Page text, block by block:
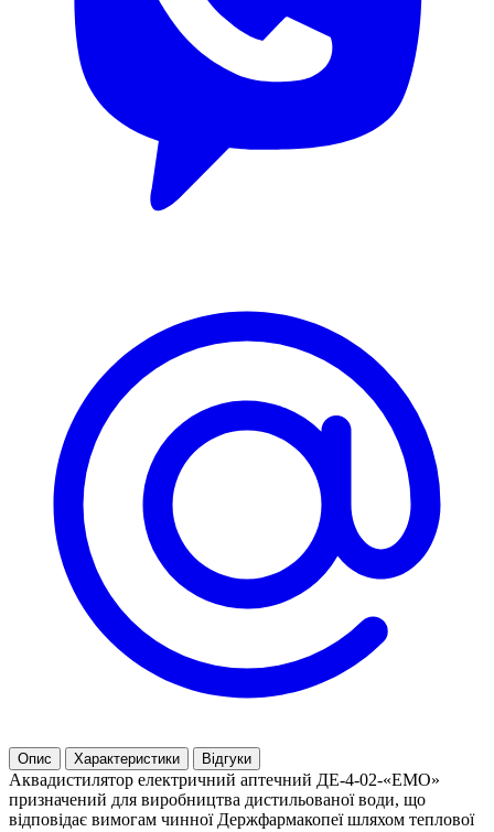
Опис Характеристики Відгуки
Аквадистилятор електричний аптечний ДЕ-4-02-«ЕМО»
призначений для виробництва дистильованої води, що
відповідає вимогам чинної Держфармакопеї шляхом теплової